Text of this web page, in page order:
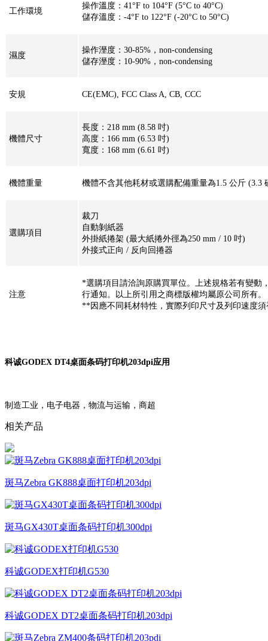
工作環境
操作溫度：41°F to 104°F (5°C to 40°C)
儲存溫度：-4°F to 122°F (-20°C to 50°C)
濕度
操作溼度：30-85%，non-condensing
儲存溼度：10-90%，non-condensing
安規 CE(EMC), FCC Class A, CB, CCC
機體尺寸
長度：218 mm (8.58 吋)
高度：166 mm (6.53 吋)
寬度：168 mm (6.61 吋)
機體重量 機體不含其他耗材或選購配備重量為1.5 公斤 (3.3
選購項目
裁刀
自動剝紙器
外掛紙捲架 (最大紙捲外徑為250 mm / 10 吋)
外接式正向 / 反向回捲器
注意
*選購項目請洽詢原購買單位。上述規格若有變動
行通知。以上所引用之商標版權均屬原公司所有。
**因應不同耗材特性，實際列印尺寸及列印速度
科诚GODEX DT4桌面条码打印机203dpi应用
制造工业，电子电器，物流与运输，商超
相关产品
斑马Zebra GK888桌面打印机203dpi
斑马GX430T桌面条码打印机300dpi
科诚GODEX打印机G530
科诚GODEX DT2桌面条码打印机203dpi